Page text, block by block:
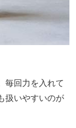
毎回力を入れて
扱いやすいのが